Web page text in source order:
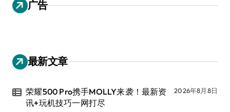
广告
最新文章
荣耀500 Pro携手MOLLY来袭！最新资
讯+玩机技巧一网打尽
2026年8月8日